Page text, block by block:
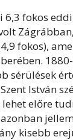
6,3 fokos
fokos),
sérülések
István
előre
kisebb